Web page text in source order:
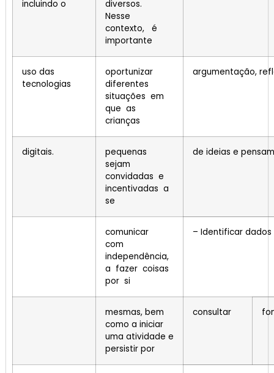
incluindo o
diversos.
Nesse
contexto, é
importante
uso das
tecnologias
oportunizar
diferentes
situações em
que as
crianças
argumentação,
digitais.
pequenas
sejam
convidadas e
incentivadas a
se
de ideias e
comunicar
com
independência,
a fazer coisas
por si
– Identificar
mesmas, bem
como a iniciar
uma atividade e
persistir por
consultar